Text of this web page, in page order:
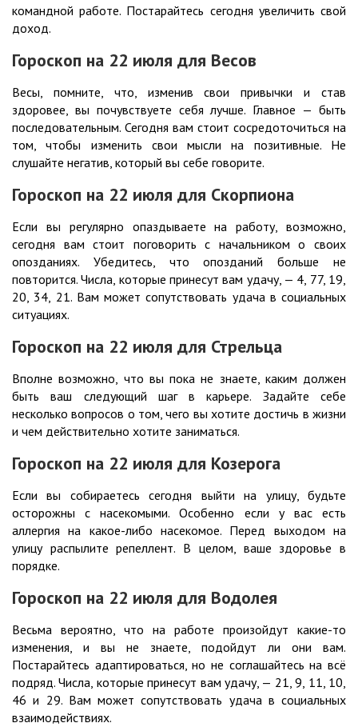
командной работе. Постарайтесь сегодня увеличить свой
доход.
Гороскоп на 22 июля для Весов
Весы, помните, что, изменив свои привычки и став
здоровее, вы почувствуете себя лучше. Главное — быть
последовательным. Сегодня вам стоит сосредоточиться на
том, чтобы изменить свои мысли на позитивные. Не
слушайте негатив, который вы себе говорите.
Гороскоп на 22 июля для Скорпиона
Если вы регулярно опаздываете на работу, возможно,
сегодня вам стоит поговорить с начальником о своих
опозданиях. Убедитесь, что опозданий больше не
повторится. Числа, которые принесут вам удачу, — 4, 77, 19,
20, 34, 21. Вам может сопутствовать удача в социальных
ситуациях.
Гороскоп на 22 июля для Стрельца
Вполне возможно, что вы пока не знаете, каким должен
быть ваш следующий шаг в карьере. Задайте себе
несколько вопросов о том, чего вы хотите достичь в жизни
и чем действительно хотите заниматься.
Гороскоп на 22 июля для Козерога
Если вы собираетесь сегодня выйти на улицу, будьте
осторожны с насекомыми. Особенно если у вас есть
аллергия на какое-либо насекомое. Перед выходом на
улицу распылите репеллент. В целом, ваше здоровье в
порядке.
Гороскоп на 22 июля для Водолея
Весьма вероятно, что на работе произойдут какие-то
изменения, и вы не знаете, подойдут ли они вам.
Постарайтесь адаптироваться, но не соглашайтесь на всё
подряд. Числа, которые принесут вам удачу, — 21, 9, 11, 10,
46 и 29. Вам может сопутствовать удача в социальных
взаимодействиях.